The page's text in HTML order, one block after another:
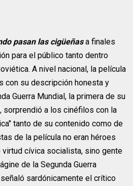
pasan las cigüeñasa finales
para el público tanto dentro
A nivel nacional, la película
con su descripción honesta y
Guerra Mundial, la primera de su
sorprendió a los cinéfilos con la
tanto de su contenido como de
de la película no eran héroes
cívica socialista, sino gente
de la Segunda Guerra
señaló sardónicamente el crítico